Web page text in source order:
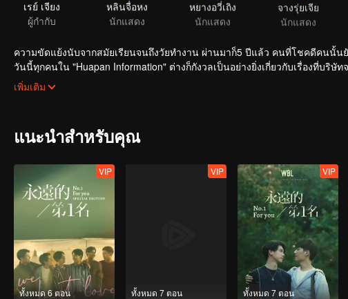
เรย์ เจียง
ผู้กำกับ
หลินจื่อหง
นักแสดง
หยางอวี่เถิง
นักแสดง
จางรุ่ยเจีย
นักแสดง
ความขัดแย้งนับจากสมัยเรียนจนถึงวัยทำงาน
วันนี้ทุกคนใน "Huapan Information" ต่างก็กังวลเป็นอย่างยิ่งเกี่ยวกับเรื่องที่บริษัท
ถึงแม้ว่าจะมีคนบอกว่าฝ่ายที่จะเข้ามาเทคโอเวอร์นั้นจะไม่โยกย้ายคนออกไปสุ่ม
เป็นตัวแทนของบริษัทที่ไอทีที่กำลังจะถูกเทคโอเวอร์ เรื่องราวระหว่างโจวซูอี้และ
เพิ่มเติม
แนะนำสำหรับคุณ
ทั้งหมด 6 ตอน
VIP
ทั้งหมด 7 ตอน
VIP
ทั้งหมด 7 ตอน
VIP